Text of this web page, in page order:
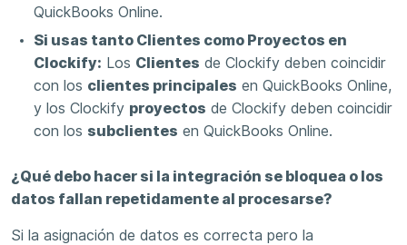
QuickBooks Online.
Si usas tanto Clientes como Proyectos en
Clockify: Los Clientes de Clockify deben coincidir
con los clientes principales en QuickBooks Online,
y los Clockify proyectos de Clockify deben coincidir
con los subclientes en QuickBooks Online.
¿Qué debo hacer si la integración se bloquea o los
datos fallan repetidamente al procesarse?
Si la asignación de datos es correcta pero la